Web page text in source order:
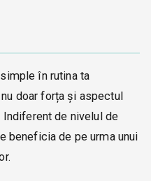
în rutina ta
doar forța și aspectul
de nivelul de
beneficia de pe urma unui